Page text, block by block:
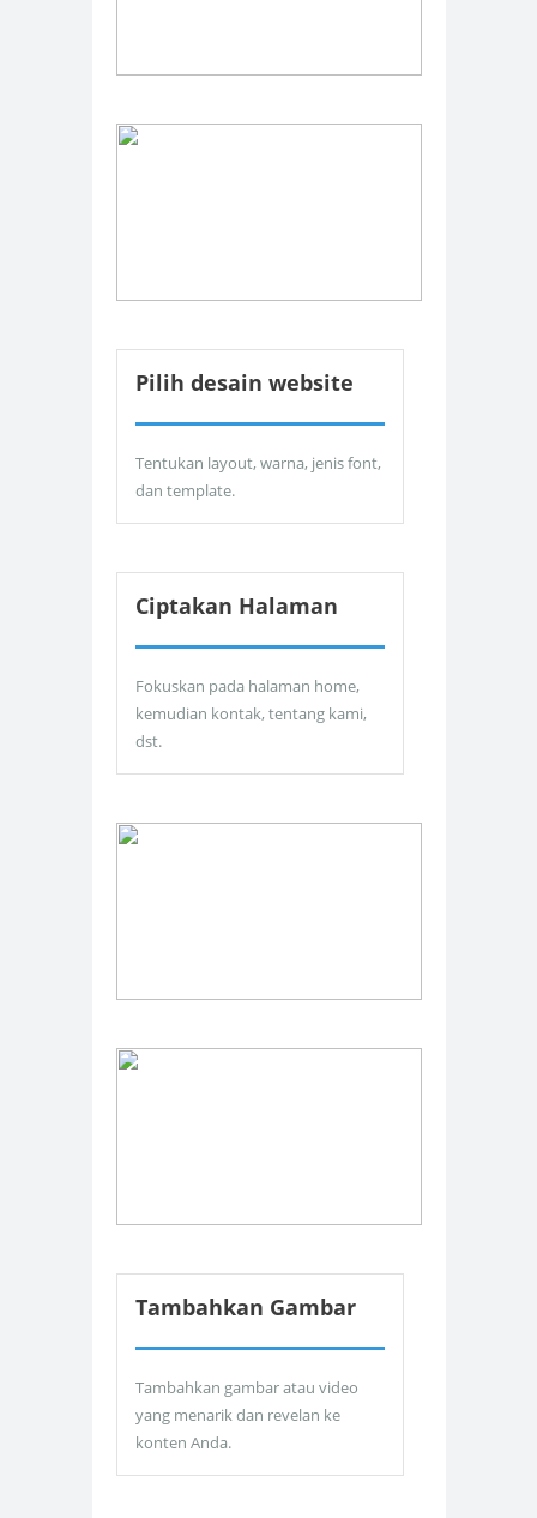
Pilih desain website
Tentukan layout, warna, jenis font,
dan template.
Ciptakan Halaman
Fokuskan pada halaman home,
kemudian kontak, tentang kami,
dst.
Tambahkan Gambar
Tambahkan gambar atau video
yang menarik dan revelan ke
konten Anda.